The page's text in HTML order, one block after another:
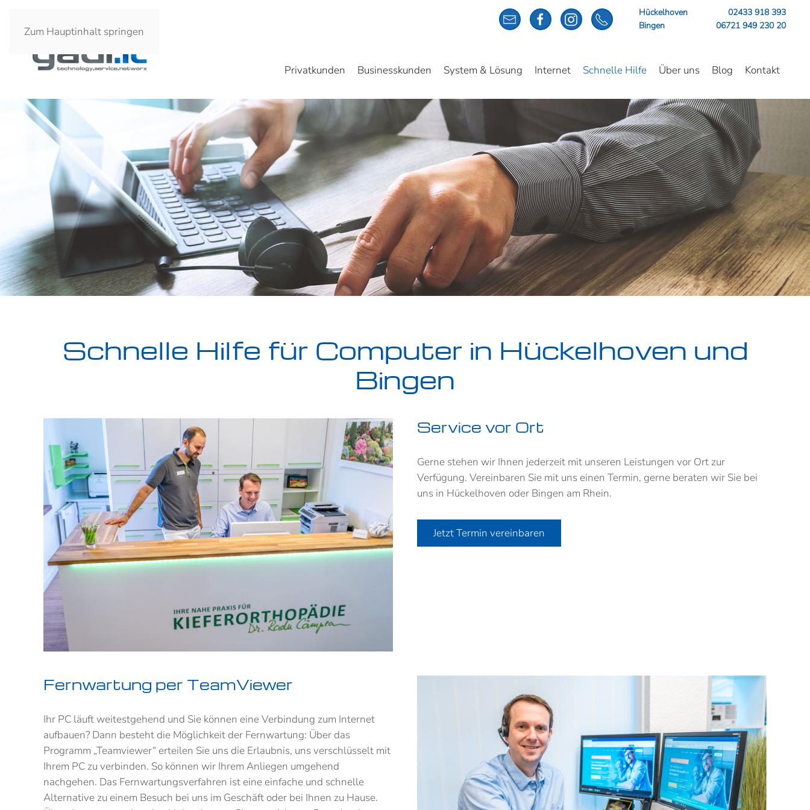
Zum Hauptinhalt springen
Hückelhoven
02433 918 393
Bingen
06721 949 230 20
Privatkunden Businesskunden System & Lösung Internet Schnelle Hilfe Über uns Blog Kontakt
Schnelle Hilfe für Computer in Hückelhoven und
Bingen
Service vor Ort
Gerne stehen wir Ihnen jederzeit mit unseren Leistungen vor Ort zur
Verfügung. Vereinbaren Sie mit uns einen Termin, gerne beraten wir Sie bei
uns in Hückelhoven oder Bingen am Rhein.
Jetzt Termin vereinbaren
Fernwartung per TeamViewer
Ihr PC läuft weitestgehend und Sie können eine Verbindung zum Internet
aufbauen? Dann besteht die Möglichkeit der Fernwartung: Über das
Programm „Teamviewer“ erteilen Sie uns die Erlaubnis, uns verschlüsselt mit
Ihrem PC zu verbinden. So können wir Ihrem Anliegen umgehend
nachgehen. Das Fernwartungsverfahren ist eine einfache und schnelle
Alternative zu einem Besuch bei uns im Geschäft oder bei Ihnen zu Hause.